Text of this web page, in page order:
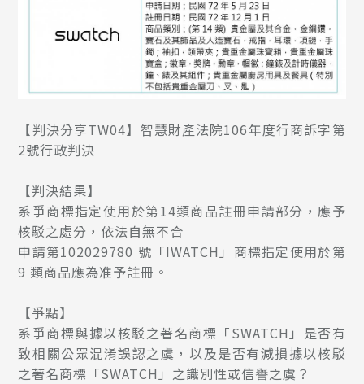
【判決分享TW04】智慧財產法院106年度行商訴字第
2號行政判決
【判決結果】
系爭商標指定使用於第14類商品註冊申請部分，應予
核駁之處分，依法自無不合
申請第102029780 號「IWATCH」商標指定使用於第
9 類商品應為准予註冊。
【爭點】
系爭商標與據以核駁之著名商標「SWATCH」是否有
致相關公眾混淆誤認之虞，以及是否有減損據以核駁
之著名商標「SWATCH」之識別性或信譽之虞？